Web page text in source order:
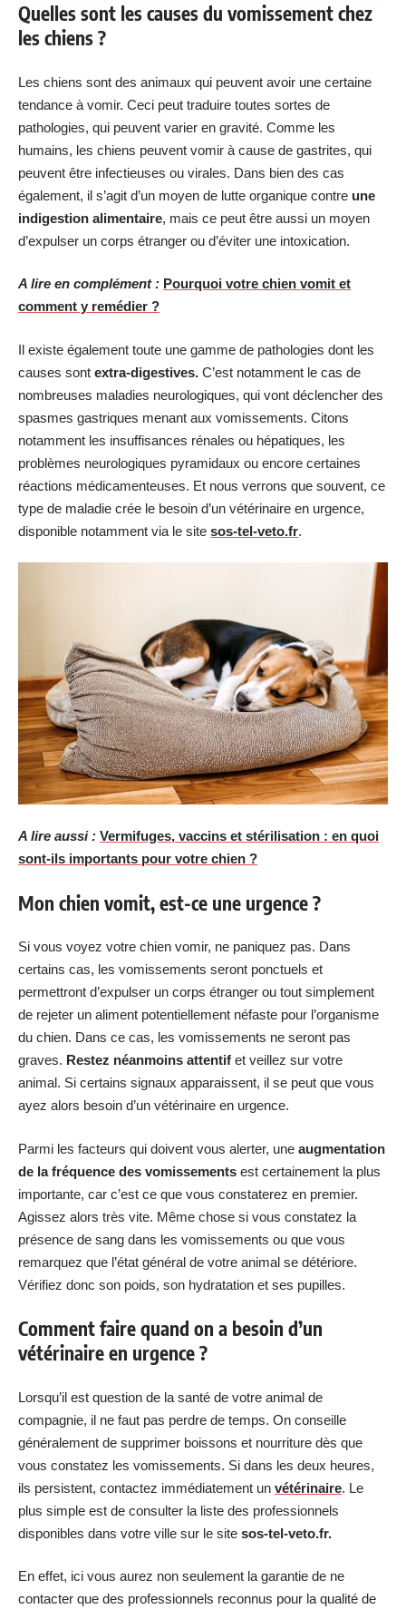
Quelles sont les causes du vomissement chez
les chiens ?
Les chiens sont des animaux qui peuvent avoir une certaine
tendance à vomir. Ceci peut traduire toutes sortes de
pathologies, qui peuvent varier en gravité. Comme les
humains, les chiens peuvent vomir à cause de gastrites, qui
peuvent être infectieuses ou virales. Dans bien des cas
également, il s’agit d’un moyen de lutte organique contre une
indigestion alimentaire, mais ce peut être aussi un moyen
d’expulser un corps étranger ou d’éviter une intoxication.
A lire en complément : Pourquoi votre chien vomit et
comment y remédier ?
Il existe également toute une gamme de pathologies dont les
causes sont extra-digestives. C’est notamment le cas de
nombreuses maladies neurologiques, qui vont déclencher des
spasmes gastriques menant aux vomissements. Citons
notamment les insuffisances rénales ou hépatiques, les
problèmes neurologiques pyramidaux ou encore certaines
réactions médicamenteuses. Et nous verrons que souvent, ce
type de maladie crée le besoin d’un vétérinaire en urgence,
disponible notamment via le site sos-tel-veto.fr.
A lire aussi : Vermifuges, vaccins et stérilisation : en quoi
sont-ils importants pour votre chien ?
Mon chien vomit, est-ce une urgence ?
Si vous voyez votre chien vomir, ne paniquez pas. Dans
certains cas, les vomissements seront ponctuels et
permettront d’expulser un corps étranger ou tout simplement
de rejeter un aliment potentiellement néfaste pour l’organisme
du chien. Dans ce cas, les vomissements ne seront pas
graves. Restez néanmoins attentif et veillez sur votre
animal. Si certains signaux apparaissent, il se peut que vous
ayez alors besoin d’un vétérinaire en urgence.
Parmi les facteurs qui doivent vous alerter, une augmentation
de la fréquence des vomissements est certainement la plus
importante, car c’est ce que vous constaterez en premier.
Agissez alors très vite. Même chose si vous constatez la
présence de sang dans les vomissements ou que vous
remarquez que l’état général de votre animal se détériore.
Vérifiez donc son poids, son hydratation et ses pupilles.
Comment faire quand on a besoin d’un
vétérinaire en urgence ?
Lorsqu’il est question de la santé de votre animal de
compagnie, il ne faut pas perdre de temps. On conseille
généralement de supprimer boissons et nourriture dès que
vous constatez les vomissements. Si dans les deux heures,
ils persistent, contactez immédiatement un vétérinaire. Le
plus simple est de consulter la liste des professionnels
disponibles dans votre ville sur le site sos-tel-veto.fr.
En effet, ici vous aurez non seulement la garantie de ne
contacter que des professionnels reconnus pour la qualité de